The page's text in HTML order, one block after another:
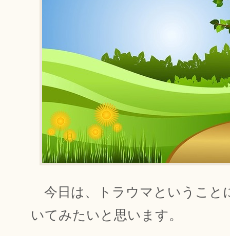
今日は、トラウマということ
いてみたいと思います。